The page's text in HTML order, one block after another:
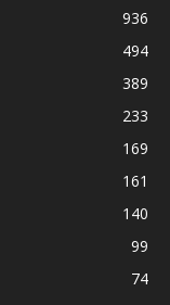
936
494
389
233
169
161
140
99
74